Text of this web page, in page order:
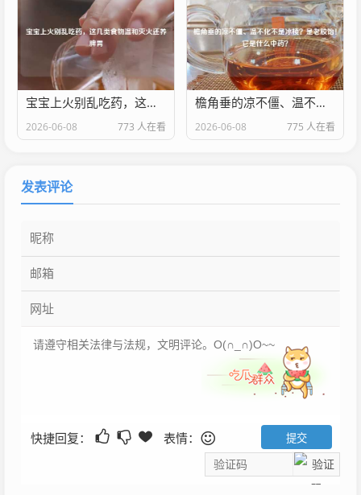
宝宝上火别乱吃药，这几类食物温和灭火还养脾胃
2026-06-08 773 人在看
檐角垂的凉不僵、温不化不是冰棱？是老胶饴！它是什么中药？
2026-06-08 775 人在看
发表评论
快捷回复： 表情：